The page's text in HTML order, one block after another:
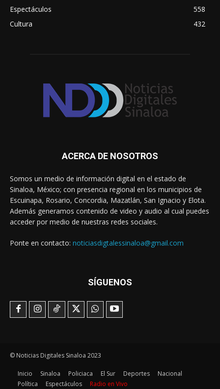
Espectáculos
558
Cultura
432
ACERCA DE NOSOTROS
Somos un medio de información digital en el estado de
Sinaloa, México; con presencia regional en los municipios de
Escuinapa, Rosario, Concordia, Mazatlán, San Ignacio y Elota.
Además generamos contenido de video y audio al cual puedes
acceder por medio de nuestras redes sociales.
Ponte en contacto: noticiasdigtalessinaloa@gmail.com
SÍGUENOS
© Noticias Digitales Sinaloa 2023
Inicio Sinaloa Policiaca El Sur Deportes
Nacional
Política
Espectáculos Radio en Vivo